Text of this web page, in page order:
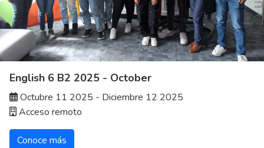
English 6 B2 2025 - October
Octubre 11 2025 - Diciembre 12 2025
Acceso remoto
Conoce más